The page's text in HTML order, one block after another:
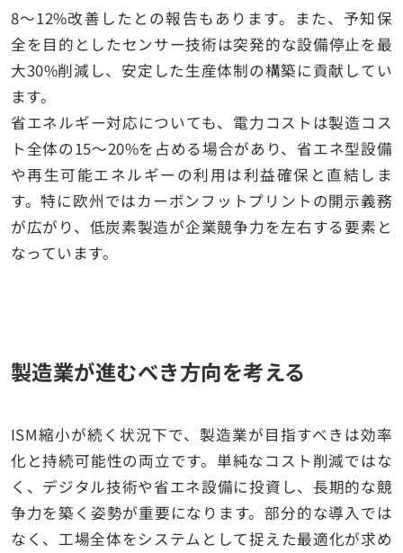
8〜12%改善したとの報告もあります。また、予知保
全を目的としたセンサー技術は突発的な設備停止を最
大30%削減し、安定した生産体制の構築に貢献してい
ます。
省エネルギー対応についても、電力コストは製造コス
ト全体の15〜20%を占める場合があり、省エネ型設備
や再生可能エネルギーの利用は利益確保と直結しま
す。特に欧州ではカーボンフットプリントの開示義務
が広がり、低炭素製造が企業競争力を左右する要素と
なっています。
製造業が進むべき方向を考える
ISM縮小が続く状況下で、製造業が目指すべきは効率
化と持続可能性の両立です。単純なコスト削減ではな
く、デジタル技術や省エネ設備に投資し、長期的な競
争力を築く姿勢が重要になります。部分的な導入では
なく、工場全体をシステムとして捉えた最適化が求め